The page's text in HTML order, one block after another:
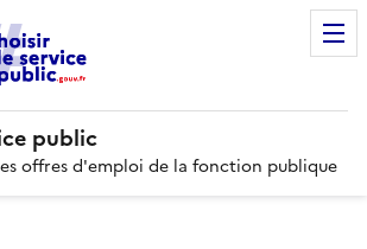
public
offres d'emploi de la fonction publique